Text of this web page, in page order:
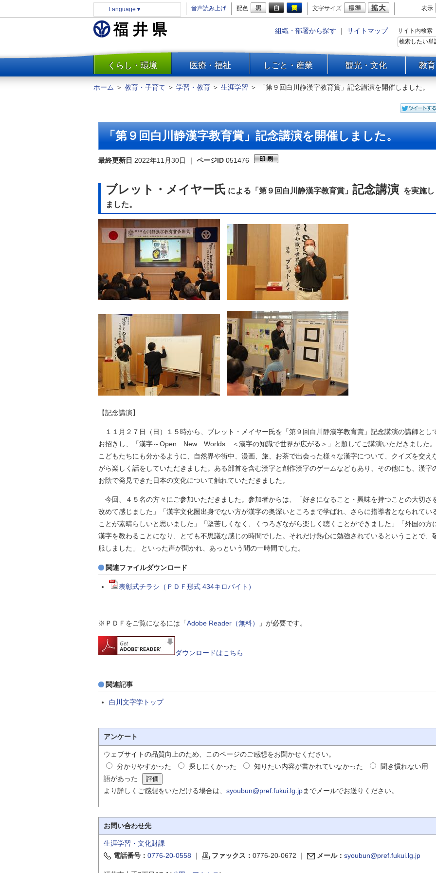
Language ▼ 音声読み上げ 配色 文字サイズ 表示
組織・部署から探す ｜ サイトマップ サイト内検索
一覧
くらし・環境 医療・福祉 しごと・産業 観光・文化 教
防災
水道・エネルギー
住まい・土地
環境問題・廃棄物対策・リサ
イクル
まちづくり
交通・道路
河川・砂防・港湾
自然
ホーム ＞ 教育・子育て ＞ 学習・教育 ＞ 生涯学習 ＞ 「第９回白川静漢字教育賞」記念講演を開催しました。
「第９回白川静漢字教育賞」記念講演を開催しました。
最終更新日 2022年11月30日 ｜ ページID 051476
ブレット・メイヤー氏 による「第９回白川静漢字教育賞」 記念講演 を実施し
ました。
【記念講演】
１１月２７日（日）１５時から、ブレット・メイヤー氏を「第９回白川静漢字教育賞」記念講演の講師とし
お招きし、「漢字～Open New Worlds ＜漢字の知識で世界が広がる＞」と題してご講演いただきました。
こどもたちにも分かるように、自然界や街中、漫画、旅、お茶で出会った様々な漢字について、クイズを交え
がら楽しく話をしていただきました。ある部首を含む漢字と創作漢字のゲームなどもあり、その他にも、漢字
お陰で発見できた日本の文化について触れていただきました。
今回、４５名の方々にご参加いただきました。参加者からは、「好きになること・興味を持つことの大切さ
改めて感じました」「漢字文化圏出身でない方が漢字の奥深いところまで学ばれ、さらに指導者となられてい
ことが素晴らしいと思いました」「堅苦しくなく、くつろぎながら楽しく聴くことができました」「外国の方
漢字を教わることになり、とても不思議な感じの時間でした。それだけ熱心に勉強されているということで、
服しました」 といった声が聞かれ、あっという間の一時間でした。
関連ファイルダウンロード
表彰式チラシ（ＰＤＦ形式 434キロバイト）
※ＰＤＦをご覧になるには「Adobe Reader（無料） 」が必要です。
ダウンロードはこちら
関連記事
白川文字学トップ
アンケート
ウェブサイトの品質向上のため、このページのご感想をお聞かせください。
分かりやすかった
探しにくかった 知りたい内容が書かれていなかった
聞き慣れない用
語があった
より詳しくご感想をいただける場合は、 syoubun@pref.fukui.lg.jpまでメールでお送りください。
お問い合わせ先
生涯学習・文化財課
電話番号： 0776-20-0558 ｜ ファックス： 0776-20-0672 ｜ メール： syoubun@pref.fukui.lg.jp